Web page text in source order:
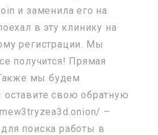
и заменила его на
в эту клинику на
регистрации. Мы
получится! Прямая
мы будем
свою обратную
–
поиска работы в